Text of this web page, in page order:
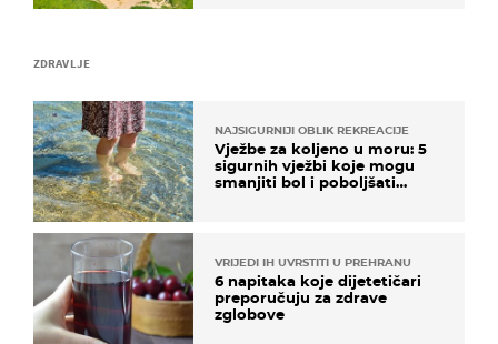
ZDRAVLJE
NAJSIGURNIJI OBLIK REKREACIJE
Vježbe za koljeno u moru: 5
sigurnih vježbi koje mogu
smanjiti bol i poboljšati
VRIJEDI IH UVRSTITI U PREHRANU
6 napitaka koje dijetetičari
preporučuju za zdrave
zglobove